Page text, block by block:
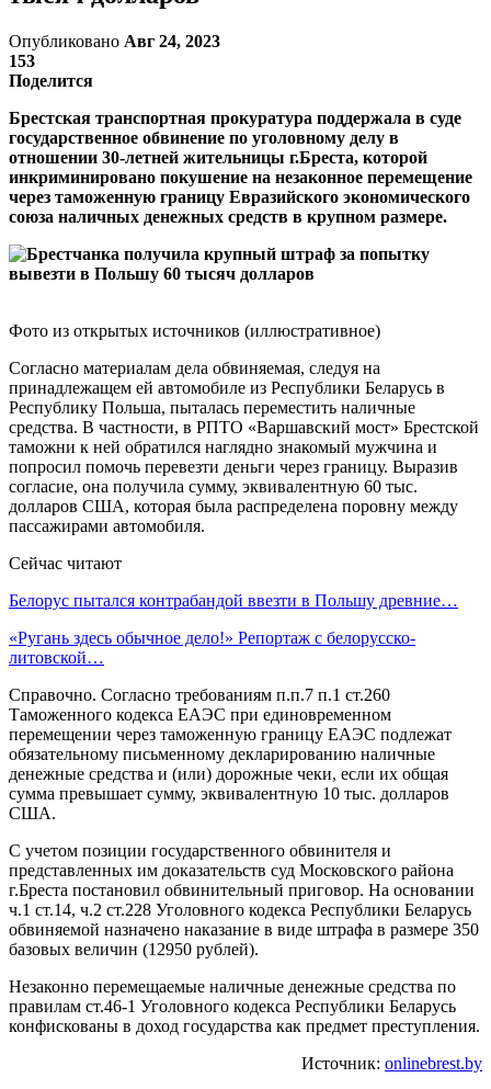
Опубликовано Авг 24, 2023
153
Поделится
Брестская транспортная прокуратура поддержала в суде
государственное обвинение по уголовному делу в
отношении 30-летней жительницы г.Бреста, которой
инкриминировано покушение на незаконное перемещение
через таможенную границу Евразийского экономического
союза наличных денежных средств в крупном размере.
Фото из открытых источников (иллюстративное)
Согласно материалам дела обвиняемая, следуя на
принадлежащем ей автомобиле из Республики Беларусь в
Республику Польша, пыталась переместить наличные
средства. В частности, в РПТО «Варшавский мост» Брестской
таможни к ней обратился наглядно знакомый мужчина и
попросил помочь перевезти деньги через границу. Выразив
согласие, она получила сумму, эквивалентную 60 тыс.
долларов США, которая была распределена поровну между
пассажирами автомобиля.
Сейчас читают
Белорус пытался контрабандой ввезти в Польшу древние…
«Ругань здесь обычное дело!» Репортаж с белорусско-
литовской…
Справочно. Согласно требованиям п.п.7 п.1 ст.260
Таможенного кодекса ЕАЭС при единовременном
перемещении через таможенную границу ЕАЭС подлежат
обязательному письменному декларированию наличные
денежные средства и (или) дорожные чеки, если их общая
сумма превышает сумму, эквивалентную 10 тыс. долларов
США.
С учетом позиции государственного обвинителя и
представленных им доказательств суд Московского района
г.Бреста постановил обвинительный приговор. На основании
ч.1 ст.14, ч.2 ст.228 Уголовного кодекса Республики Беларусь
обвиняемой назначено наказание в виде штрафа в размере 350
базовых величин (12950 рублей).
Незаконно перемещаемые наличные денежные средства по
правилам ст.46-1 Уголовного кодекса Республики Беларусь
конфискованы в доход государства как предмет преступления.
Источник: onlinebrest.by